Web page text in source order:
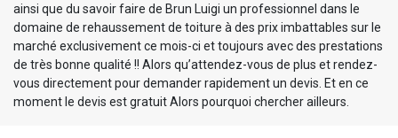
ainsi que du savoir faire de Brun Luigi un professionnel dans le
domaine de rehaussement de toiture à des prix imbattables sur le
marché exclusivement ce mois-ci et toujours avec des prestations
de très bonne qualité !! Alors qu’attendez-vous de plus et rendez-
vous directement pour demander rapidement un devis. Et en ce
moment le devis est gratuit Alors pourquoi chercher ailleurs.